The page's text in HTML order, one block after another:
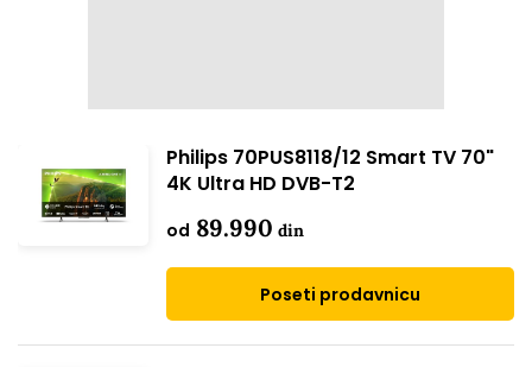
Philips 70PUS8118/12 Smart TV 70"
4K Ultra HD DVB-T2
od 89.990 din
Poseti prodavnicu